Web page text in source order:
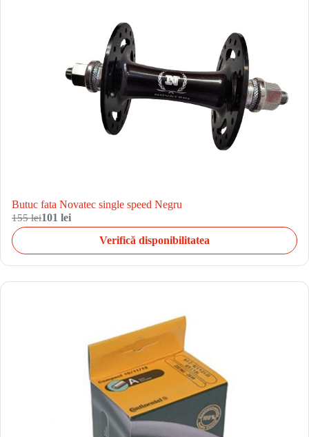
Butuc fata Novatec single speed Negru
155 lei101 lei
Verifică disponibilitatea